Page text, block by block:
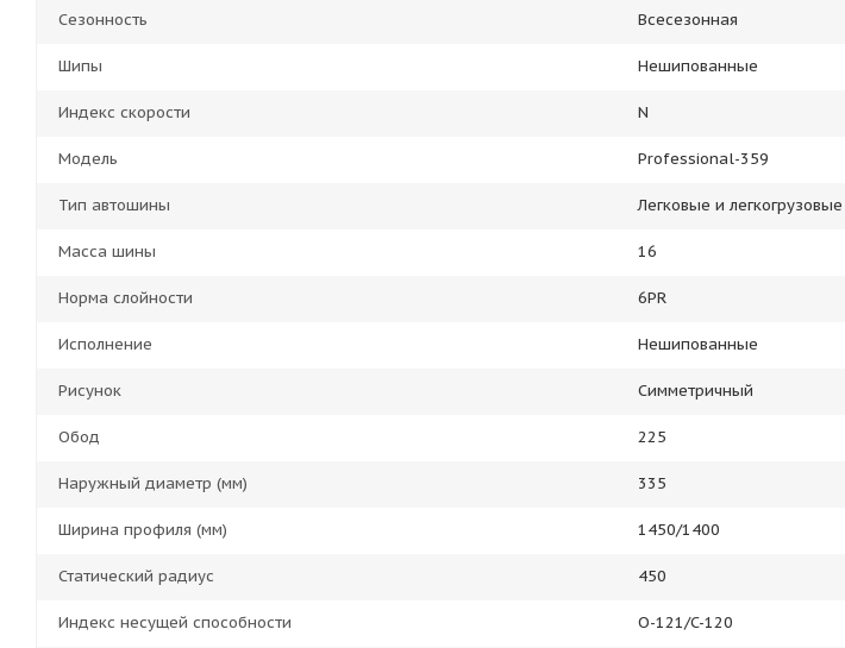
Сезонность Всесезонная
Шипы Нешипованные
Индекс скорости N
Модель Professional-359
Тип автошины Легковые и легкогрузовые
Масса шины 16
Норма слойности 6PR
Исполнение Нешипованные
Рисунок Симметричный
Обод 225
Наружный диаметр (мм) 335
Ширина профиля (мм) 1450/1400
Статический радиус 450
Индекс несущей способности O-121/C-120